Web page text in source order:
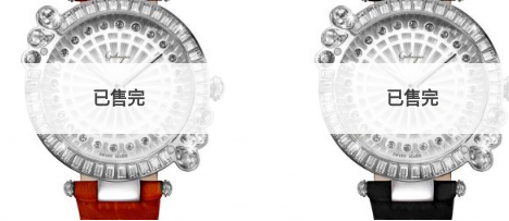
已售完 已售完